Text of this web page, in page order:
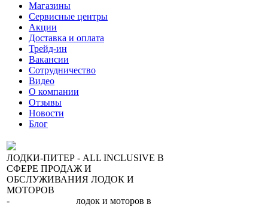
Магазины
Сервисные центры
Акции
Доставка и оплата
Трейд-ин
Вакансии
Сотрудничество
Видео
О компании
Отзывы
Новости
Блог
ЛОДКИ-ПИТЕР - ALL INCLUSIVE В
СФЕРЕ ПРОДАЖ И
ОБСЛУЖИВАНИЯ ЛОДОК И
МОТОРОВ
-
лодок и моторов в